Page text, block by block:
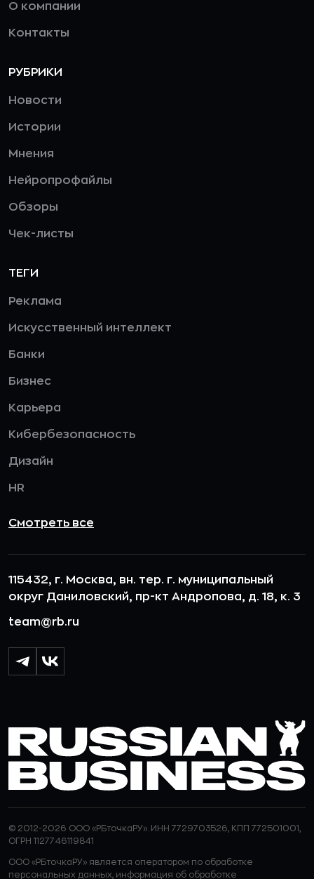
О компании
Контакты
РУБРИКИ
Новости
Истории
Мнения
Нейропрофайлы
Обзоры
Чек-листы
ТЕГИ
Реклама
Искусственный интеллект
Банки
Бизнес
Карьера
Кибербезопасность
Дизайн
HR
Смотреть все
115432, г. Москва, вн. тер. г. муниципальный
округ Даниловский, пр-кт Андропова, д. 18, к. 3
team@rb.ru
© 2012-2026 ООО «РБточкаРУ». ИНН 7729703526, КПП 772501001,
ОГРН 1127746119841
ООО «РБточкаРУ» является оператором по обработке
персональных данных, информация об обработке